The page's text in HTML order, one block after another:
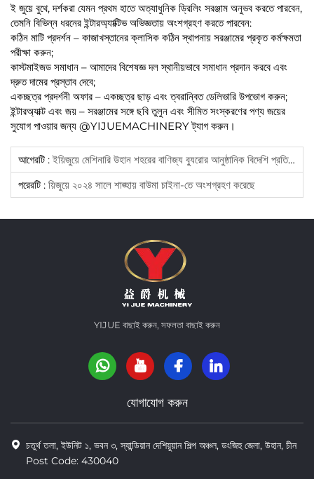
ই জুয়ে বুথে, দর্শকরা যেমন প্রথম হাতে অত্যাধুনিক ড্রিলিং সরঞ্জাম অনুভব করতে পারবেন,
তেমনি বিভিন্ন ধরনের ইন্টারঅ্যাক্টিভ অভিজ্ঞতায় অংশগ্রহণ করতে পারবেন:
কঠিন মাটি প্রদর্শন – কাজাখস্তানের ক্লাসিক কঠিন স্থাপনায় সরঞ্জামের প্রকৃত কর্মক্ষমতা
পরীক্ষা করুন;
কাস্টমাইজড সমাধান – আমাদের বিশেষজ্ঞ দল স্থানীয়ভাবে সমাধান প্রদান করবে এবং
দ্রুত দামের প্রস্তাব দেবে;
একচ্ছত্র প্রদর্শনী অফার – একচ্ছত্র ছাড় এবং ত্বরান্বিত ডেলিভারি উপভোগ করুন;
ইন্টারঅ্যাক্ট এবং জয় – সরঞ্জামের সঙ্গে ছবি তুলুন এবং সীমিত সংস্করণের পণ্য জয়ের
সুযোগ পাওয়ার জন্য @YIJUEMACHINERY ট্যাগ করুন।
আগেরটি : ইয়িজুয়ে মেশিনারি উহান শহরের বাণিজ্য ব্যুরোর আনুষ্ঠানিক বিদেশি প্রতিনিধিদলের অংশ হিসেবে নির্বাচিত হয়েছে এবং ২০২৬ সালের মিশর ফাইভ ইন্ডাস্ট্রিজ প্রদর্শনীতে এর পণ্যগুলি প্রদর্শন করবে।
পরেরটি : য়িজুয়ে ২০২৪ সালে শাঙ্হায় বাউমা চাইনা-তে অংশগ্রহণ করেছে
YIJUE বাছাই করুন, সফলতা বাছাই করুন
যোগাযোগ করুন
চতুর্থ তলা, ইউনিট ১, ভবন ৩, স্যান্ডিয়ান দেশিয়ুয়ান শিল্প অঞ্চল, ডংজিহু জেলা, উহান, চীন
Post Code: 430040